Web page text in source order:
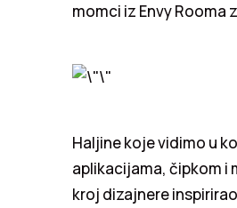
momci iz Envy Rooma
Haljine koje vidimo u
aplikacijama, čipkom i
kroj dizajnere